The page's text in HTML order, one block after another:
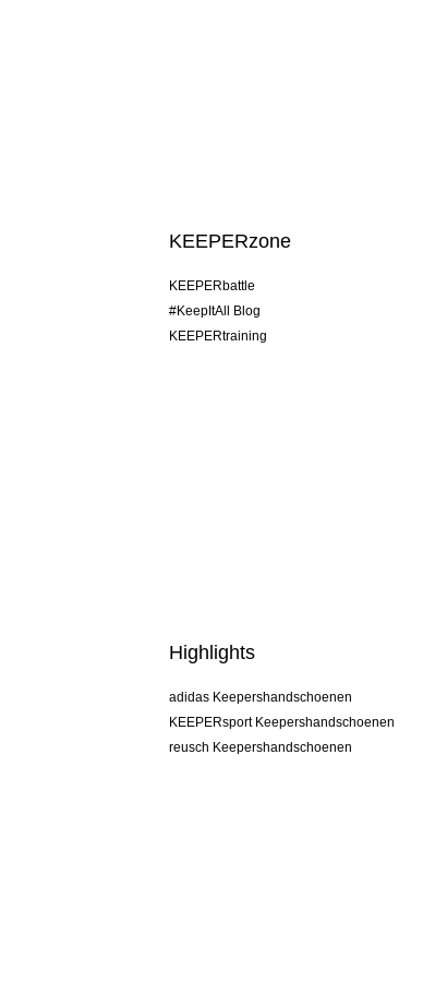
KEEPERzone
KEEPERbattle
#KeepItAll Blog
KEEPERtraining
Highlights
adidas Keepershandschoenen
KEEPERsport Keepershandschoenen
reusch Keepershandschoenen